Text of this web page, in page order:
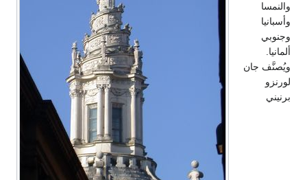
والنمسا
وأسبانيا
وجنوبي
ألمانيا.
ويُصنَّف جان
لورنزو
برنيني